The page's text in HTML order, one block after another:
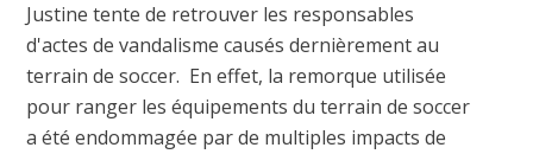
Justine tente de retrouver les responsables
d'actes de vandalisme causés dernièrement au
terrain de soccer. En effet, la remorque utilisée
pour ranger les équipements du terrain de soccer
a été endommagée par de multiples impacts de